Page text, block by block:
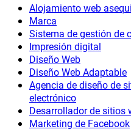
Alojamiento web
Marca
Sistema de gestión de
Impresión digital
Diseño Web
Diseño Web Adaptable
Agencia de diseño de
electrónico
Desarrollador de sitios
Marketing de Facebook